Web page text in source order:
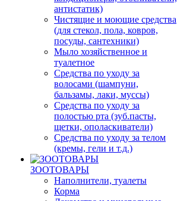
антистатик)
Чистящие и моющие средства
(для стекол, пола, ковров,
посуды, сантехники)
Мыло хозяйственное и
туалетное
Средства по уходу за
волосами (шампуни,
бальзамы, лаки, муссы)
Средства по уходу за
полостью рта (зуб.пасты,
щетки, ополаскиватели)
Средства по уходу за телом
(кремы, гели и т.д.)
ЗООТОВАРЫ
Наполнители, туалеты
Корма